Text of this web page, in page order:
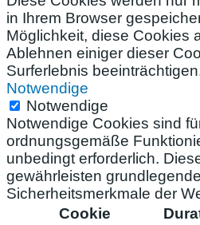
in Ihrem Browser
Möglichkeit, diese Cookies
Ablehnen einiger dieser
Surferlebnis
Notwendige
Notwendige
Notwendige Cookies sind
ordnungsgemäße
unbedingt erforderlich.
gewährleisten
Sicherheitsmerkmale der
Cookie